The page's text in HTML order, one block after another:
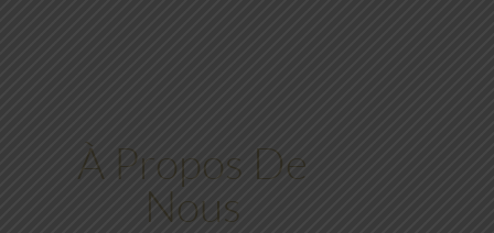
À Propos De
Nous